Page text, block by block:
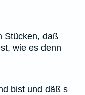
Stücken, daß
wie es denn
bist und däß s